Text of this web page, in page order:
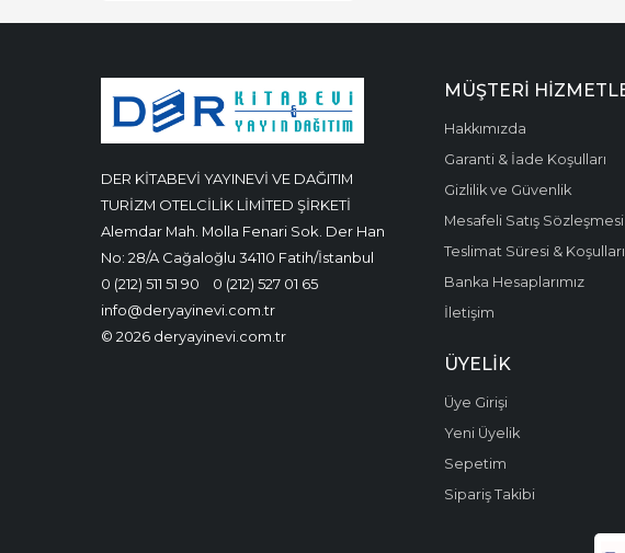
DER KİTABEVİ YAYINEVİ VE DAĞITIM
TURİZM OTELCİLİK LİMİTED ŞİRKETİ
Alemdar Mah. Molla Fenari Sok. Der Han
No: 28/A Cağaloğlu 34110 Fatih/İstanbul
0 (212) 511 51 90
0 (212) 527 01 65
info@deryayinevi.com.tr
© 2026 deryayinevi.com.tr
MÜŞTERI
Hakkımızda
Garanti & İade Koşulları
Gizlilik ve Güvenlik
Mesafeli Satış Sözleşmesi
Teslimat Süresi & Koşulları
Banka Hesaplarımız
İletişim
ÜYELIK
Üye Girişi
Yeni Üyelik
Sepetim
Sipariş Takibi